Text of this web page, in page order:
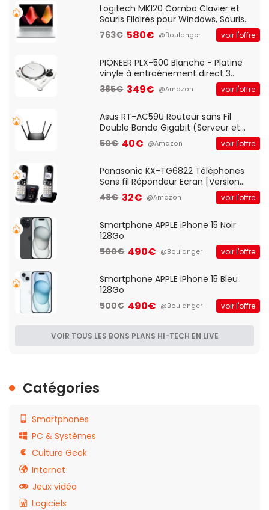
QWERTY UK - Noir
Logitech MK120 Combo Clavier et
Souris Filaires pour Windows, Souris
Optique Filaire, Connexion USB Plug
And Play, Confortable, Taille
QWERTY UK - Noir
763€ 580€ @Boulanger voir l'offre
PIONEER PLX-500 Blanche - Platine
vinyle à entraénement direct 3
vitesses (33-45-78 trs/min) avec
pre-ampli intégré et port USB
385€ 349€ @Amazon voir l'offre
Asus RT-AC59U Routeur sans Fil
Double Bande Gigabit (Serveur et
Client VPN, Triple Vlan, Mode Point
d'accès et Bridge, contrôle Parental,
50€ 40€ @Amazon voir l'offre
Panasonic KX-TG6822 Téléphones
Sans fil Répondeur Ecran [Version
Française]
48€ 32€ @Amazon voir l'offre
Smartphone APPLE iPhone 15 Noir
128Go
500€ 490€ @Boulanger voir l'offre
Smartphone APPLE iPhone 15 Bleu
128Go
500€ 490€ @Boulanger voir l'offre
VOIR TOUS LES BONS PLANS HI-TECH EN LIVE
Catégories
Smartphones
PC & Systèmes
Culture Geek
Internet
Jeux vidéo
Logiciels